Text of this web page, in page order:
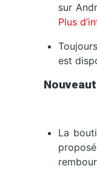
sur
Plus
est
La